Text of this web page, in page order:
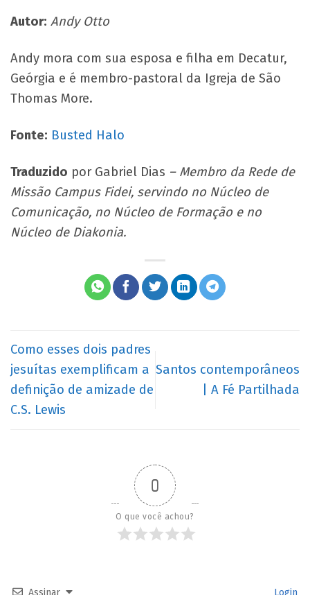
Autor: Andy Otto
Andy mora com sua esposa e filha em Decatur,
Geórgia e é membro-pastoral da Igreja de São
Thomas More.
Fonte: Busted Halo
Traduzido por Gabriel Dias – Membro da Rede de
Missão Campus Fidei, servindo no Núcleo de
Comunicação, no Núcleo de Formação e no
Núcleo de Diakonia.
Como esses dois padres
jesuítas exemplificam a
definição de amizade de
C.S. Lewis
Santos contemporâneos
| A Fé Partilhada
0
O que você achou?
Assinar Login